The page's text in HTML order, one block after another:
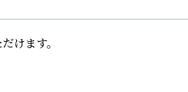
けます。